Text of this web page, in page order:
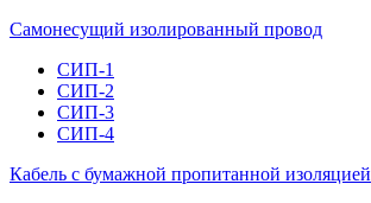
Самонесущий изолированный провод
СИП-1
СИП-2
СИП-3
СИП-4
Кабель с бумажной пропитанной изоляцией